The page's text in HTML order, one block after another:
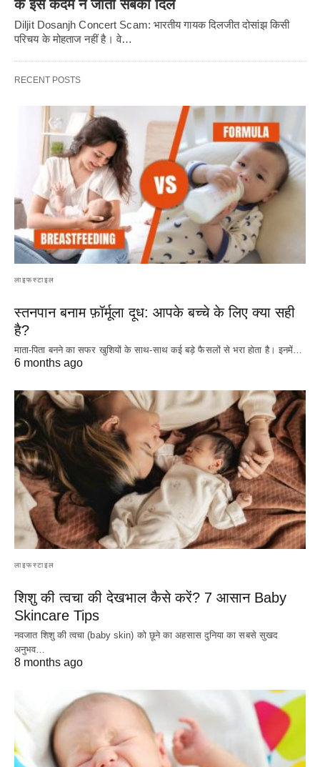
के इस कदम ने जीता सबका दिल
Diljit Dosanjh Concert Scam: भारतीय गायक दिलजीत दोसांझ किसी
परिचय के मोहताज नहीं है। वे…
RECENT POSTS
लाइफस्टाइल
स्तनपान बनाम फ़ॉर्मूला दूध: आपके बच्चे के लिए क्या सही
है?
माता-पिता बनने का सफर खुशियों के साथ-साथ कई बड़े फैसलों से भरा होता है। इनमें…
6 months ago
लाइफस्टाइल
शिशु की त्वचा की देखभाल कैसे करें? 7 आसान Baby
Skincare Tips
नवजात शिशु की त्वचा (baby skin) को छूने का अहसास दुनिया का सबसे सुखद
अनुभव…
8 months ago